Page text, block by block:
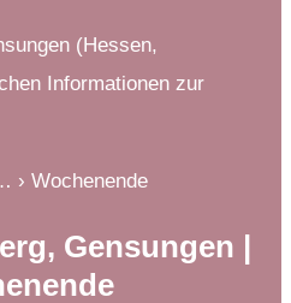
(Hessen,
Informationen zur
› Wochenende
Gensungen |